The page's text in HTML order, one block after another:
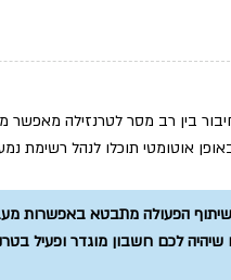
בין רב מסר לטרנזילה מאפשר
אוטומטי תוכלו לנהל רשימת
הפעולה מתבטא באפשרות
לכם חשבון מוגדר ופעיל